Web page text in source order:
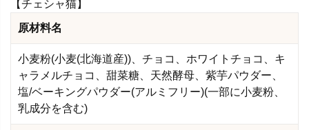
【チェシャ猫】
原材料名
小麦粉(小麦(北海道産))、チョコ、ホワイトチョコ、キ
ャラメルチョコ、甜菜糖、天然酵母、紫芋パウダー、
塩/ベーキングパウダー(アルミフリー)(一部に小麦粉、
乳成分を含む)